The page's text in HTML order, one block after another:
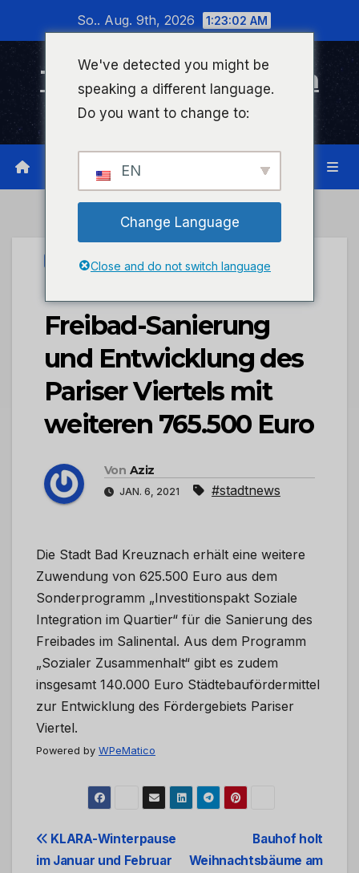
wechseln
So.. Aug. 9th, 2026 1:23:02 AM
Timeline Bad Kreuznach
Infonetzwerk für Bad Kreuznach
STADTKREUZNACH
Land unterstützt
Freibad-Sanierung
und Entwicklung des
Pariser Viertels mit
weiteren 765.500 Euro
Von Aziz
JAN. 6, 2021 #stadtnews
Die Stadt Bad Kreuznach erhält eine weitere
Zuwendung von 625.500 Euro aus dem
Sonderprogramm „Investitionspakt Soziale
Integration im Quartier“ für die Sanierung des
Freibades im Salinental. Aus dem Programm
„Sozialer Zusammenhalt“ gibt es zudem
insgesamt 140.000 Euro Städtebaufördermittel
zur Entwicklung des Fördergebiets Pariser
Viertel.
Powered by WPeMatico
Beitrags-
Bauhof holt
Weihnachtsbäume am
KLARA-Winterpause
im Januar und Februar
We've detected you might be
speaking a different language.
Do you want to change to:
EN
Change Language
Close and do not switch language